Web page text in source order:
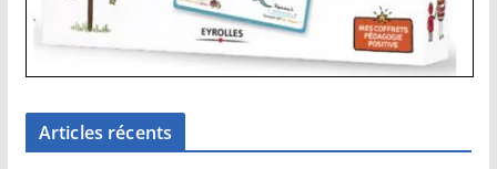
Articles récents